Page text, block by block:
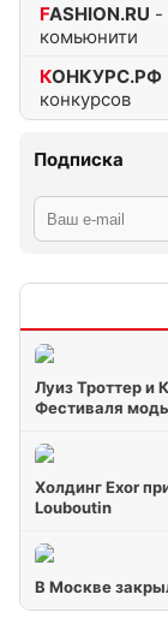
FASHION.RU -
комьюнити
КОНКУРС.РФ
конкурсов
Подписка
Луиз Троттер и
Фестиваля
Холдинг Exor
Louboutin
В Москве